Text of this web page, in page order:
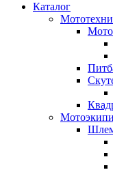
Каталог